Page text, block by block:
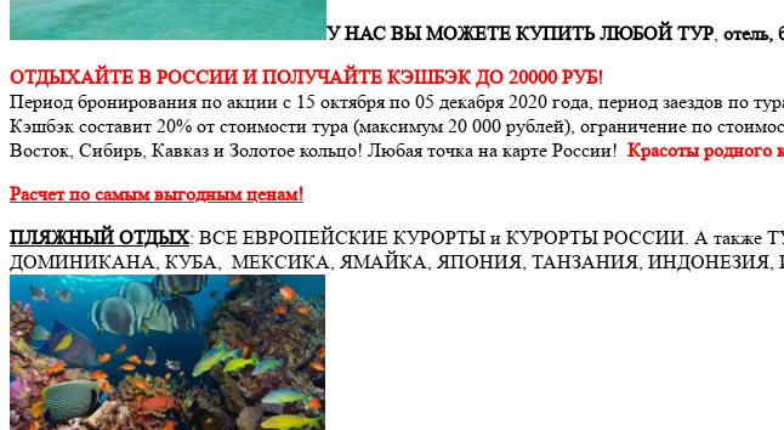
У НАС ВЫ МОЖЕТЕ КУПИТЬ ЛЮБОЙ ТУР, отель,
ОТДЫХАЙТЕ В РОССИИ И ПОЛУЧАЙТЕ КЭШБЭК ДО 20000 РУБ!
Период бронирования по акции с 15 октября по 05 декабря 2020 года, период заездов по
Кэшбэк составит 20% от стоимости тура (максимум 20 000 рублей), ограничение по
Восток, Сибирь, Кавказ и Золотое кольцо! Любая точка на карте России! Красоты родного
Расчет по самым выгодным ценам!
ПЛЯЖНЫЙ ОТДЫХ: ВСЕ ЕВРОПЕЙСКИЕ КУРОРТЫ и КУРОРТЫ РОССИИ. А также
ДОМИНИКАНА, КУБА, МЕКСИКА, ЯМАЙКА, ЯПОНИЯ, ТАНЗАНИЯ, ИНДОНЕЗИЯ,